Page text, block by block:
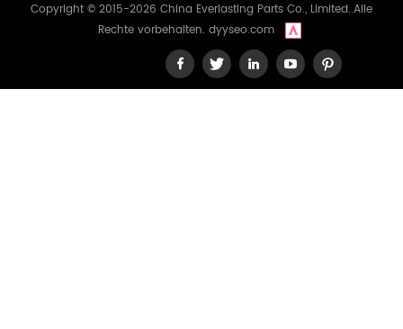
Copyright © 2015-2026 China Everlasting Parts Co., Limited..Alle
Rechte vorbehalten. dyyseo.com